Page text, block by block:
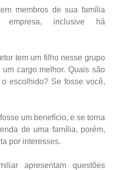
membros de sua família
empresa, inclusive há
tem um filho nesse grupo
cargo melhor. Quais são
escolhido? Se fosse você,
um benefício, e se torna
de uma família, porém,
por interesses.
apresentam questões